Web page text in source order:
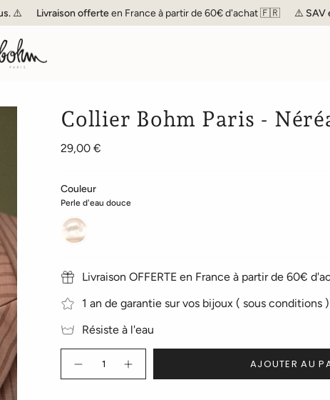
Livraison offerteen France à partir de 60€ d'achat 🇫🇷 ⚠️ SAV en
Collier Bohm Paris -
29,00 €
Couleur
Perle d'eau douce
Perle
d'eau
douce
Livraison OFFERTE en France à partir de 60€
1 an de garantie sur vos bijoux ( sous conditions )
Résiste à l'eau
AJOUTER AU